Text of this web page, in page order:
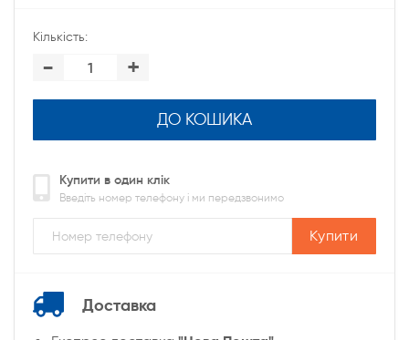
Кількість:
- +
ДО КОШИКА
Купити в один клік
Введіть номер телефону і ми передзвонимо
Купити
Доставка